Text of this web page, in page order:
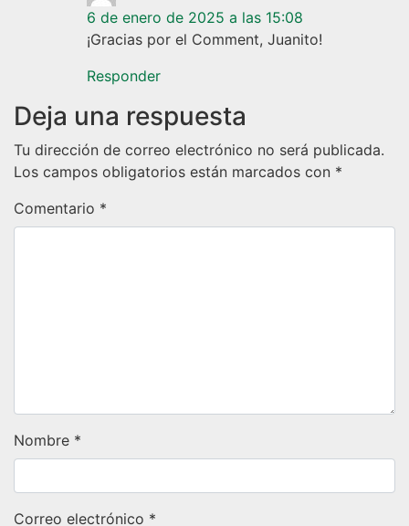
6 de enero de 2025 a las 15:08
¡Gracias por el Comment, Juanito!
Responder
Deja una respuesta
Tu dirección de correo electrónico no será publicada.
Los campos obligatorios están marcados con *
Comentario *
Nombre *
Correo electrónico *